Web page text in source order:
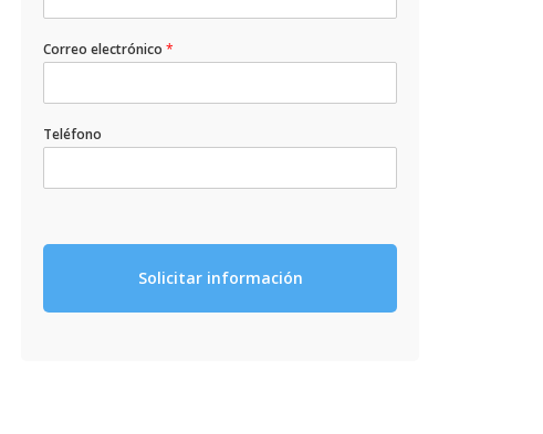
Correo electrónico *
Teléfono
Solicitar información